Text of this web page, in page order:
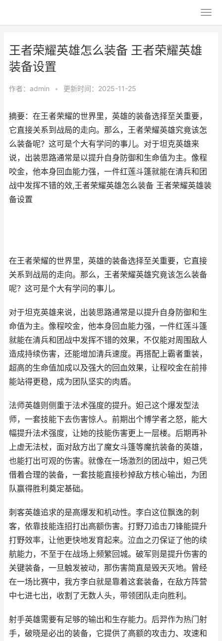
王者荣耀英雄怎么装备 王者荣耀英雄
装备设置
作者： admin • 更新时间：2025-11-25
摘要：在王者荣耀的世界里，英雄的装备选择至关重要，
它直接关系到战局的走向。那么，王者荣耀英雄究竟该怎
么装备呢？这可是个大有学问的事儿。对于坦克英雄来
说，出装思路通常是以提升自身防御和生命值为主。像程
咬金，他本身回血能力强，一件红莲斗篷就能在清兵和团
战中发挥不错的效,王者荣耀英雄怎么装备 王者荣耀英雄装
备设置
在王者荣耀的世界里，英雄的装备选择至关重要，它直接
关系到战局的走向。那么，王者荣耀英雄究竟该怎么装备
呢？这可是个大有学问的事儿。
对于坦克英雄来说，出装思路通常是以提升自身防御和生
命值为主。像程咬金，他本身回血能力强，一件红莲斗篷
就能在清兵和团战中发挥不错的效果，不仅能对周围敌人
造成持续伤害，还能增加清兵速度。再搭配上霸者重装，
超高的生命值加成以及强大的回血效果，让程咬金在前排
能站得更稳，成为团队坚实的肉盾。
法师英雄则侧重于法术强度的提升。妲己这个爆发型法
师，一套技能下去伤害惊人。前期出个博学者之怒，能大
幅提升法术强度，让她的技能伤害更上一层楼。后期再补
上虚无法杖，面对敌方出了魔女斗篷等魔抗装备的英雄，
也能打出可观的伤害。就像在一场激烈的团战中，妲己凭
借着合理的装备，一套技能直接秒掉敌方核心输出，为团
队赢得胜利奠定基础。
刺客英雄追求的是高爆发和机动性。李白这位飘逸的刺
客，依靠技能连招打出高额伤害。打野刀追击刀锋能提升
打野效率，让他更快地发育起来。泣血之刃保证了他的续
航能力，不至于在战场上频繁回城。破军则是提升伤害的
关键装备，一旦触发被动，那伤害简直是毁天灭地。曾经
在一场比赛中，我方李白就是靠着这套装备，在敌方阵营
中七进七出，收割了无数人头，带领团队走向胜利。
射手英雄需要有足够的输出和生存能力。后羿作为热门射
手，破晓是必出的装备，它提供了高额的攻击力、攻速和